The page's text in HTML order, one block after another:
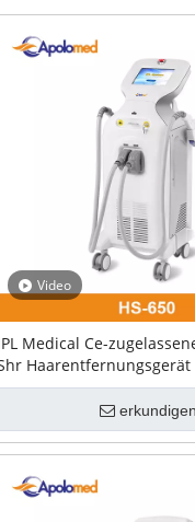
Video
Medical Ce-
Haarentfernungsgerät
erkundigen